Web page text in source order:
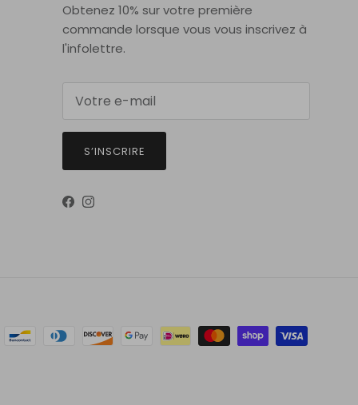
Obtenez 10% sur votre première
commande lorsque vous vous inscrivez à
l'infolettre.
S’INSCRIRE
Facebook
Instagram